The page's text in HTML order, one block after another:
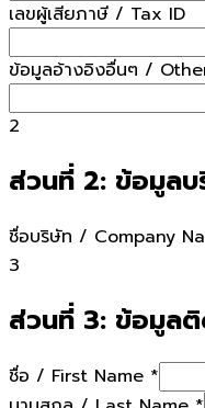
เลขผู้เสียภาษี / Tax ID
ข้อมูลอ้างอิงอื่นๆ /
2
ส่วนที่ 2: ข้อมูล
ชื่อบริษัท / Company
3
ส่วนที่ 3: ข้อมูลติ
ชื่อ / First Name *